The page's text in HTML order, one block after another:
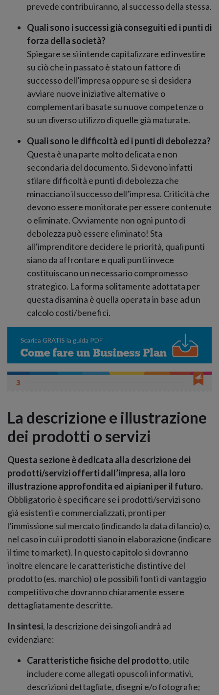
prevede contribuiranno, al successo della stessa.
Quali sono i successi già conseguiti ed i punti di
forza della società?
Spiegare se si intende capitalizzare ed investire
su ciò che in passato è stato un fattore di
successo dell’impresa oppure se si desidera
avviare nuove iniziative alternative o
complementari basate su nuove competenze o
su un diverso utilizzo di quelle già maturate.
Quali sono le difficoltà ed i punti di debolezza?
Questa è una parte molto delicata e non
secondaria del documento. Si devono infatti
stilare difficoltà e punti di debolezza che
minacciano il successo dell’impresa. Criticità che
devono essere monitorate per essere contenute
o eliminate. Ovviamente non ogni punto di
debolezza può essere eliminato! Sta
all’imprenditore decidere le priorità, quali punti
siano da affrontare e quali punti invece
costituiscano un necessario compromesso
strategico. La forma solitamente adottata per
questa disamina è quella operata in base ad un
calcolo costi/benefici.
La descrizione e illustrazione
dei prodotti o servizi
Questa sezione è dedicata alla descrizione dei
prodotti/servizi offerti dall’impresa, alla loro
illustrazione approfondita ed ai piani per il futuro.
Obbligatorio è specificare se i prodotti/servizi sono
già esistenti e commercializzati, pronti per
l’immissione sul mercato (indicando la data di lancio) o,
nel caso in cui i prodotti siano in elaborazione (indicare
il time to market). In questo capitolo si dovranno
inoltre elencare le caratteristiche distintive del
prodotto (es. marchio) o le possibili fonti di vantaggio
competitivo che dovranno chiaramente essere
dettagliatamente descritte.
In sintesi, la descrizione dei singoli andrà ad
evidenziare:
Caratteristiche fisiche del prodotto, utile
includere come allegati opuscoli informativi,
descrizioni dettagliate, disegni e/o fotografie;